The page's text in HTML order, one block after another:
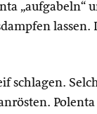
„aufgabeln“
lassen.
schlagen.